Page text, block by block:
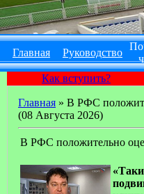
Главная Руководство
Как вступить?
Главная » В РФС
(08 Августа 2026)
В РФС положительно